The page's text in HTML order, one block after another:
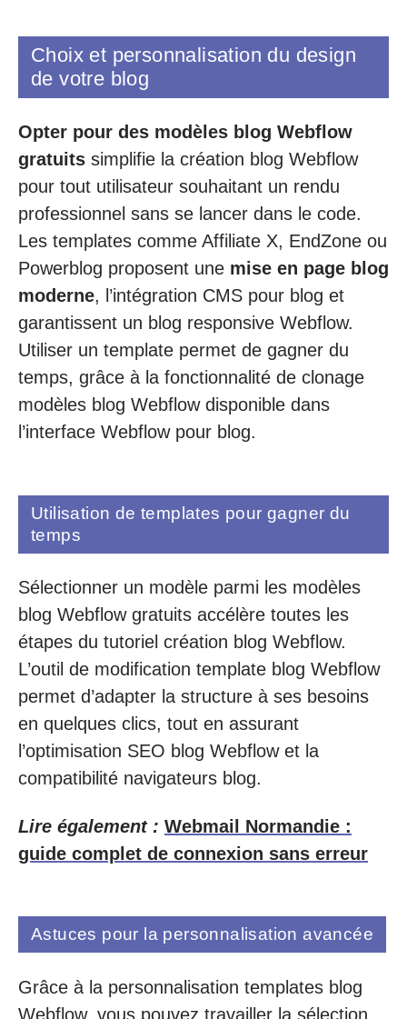
Choix et personnalisation du design
de votre blog
Opter pour des modèles blog Webflow
gratuits simplifie la création blog Webflow
pour tout utilisateur souhaitant un rendu
professionnel sans se lancer dans le code.
Les templates comme Affiliate X, EndZone ou
Powerblog proposent une mise en page blog
moderne, l’intégration CMS pour blog et
garantissent un blog responsive Webflow.
Utiliser un template permet de gagner du
temps, grâce à la fonctionnalité de clonage
modèles blog Webflow disponible dans
l’interface Webflow pour blog.
Utilisation de templates pour gagner du
temps
Sélectionner un modèle parmi les modèles
blog Webflow gratuits accélère toutes les
étapes du tutoriel création blog Webflow.
L’outil de modification template blog Webflow
permet d’adapter la structure à ses besoins
en quelques clics, tout en assurant
l’optimisation SEO blog Webflow et la
compatibilité navigateurs blog.
Lire également : Webmail Normandie :
guide complet de connexion sans erreur
Astuces pour la personnalisation avancée
Grâce à la personnalisation templates blog
Webflow, vous pouvez travailler la sélection